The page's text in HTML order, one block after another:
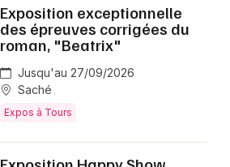
Exposition exceptionnelle
des épreuves corrigées du
roman, "Beatrix"
Jusqu'au 27/09/2026
Saché
Expos à Tours